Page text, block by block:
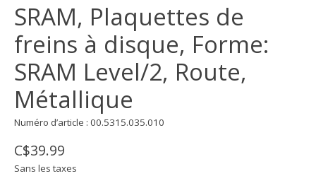
SRAM, Plaquettes de
freins à disque, Forme:
SRAM Level/2, Route,
Métallique
Numéro d’article : 00.5315.035.010
C$39.99
Sans les taxes